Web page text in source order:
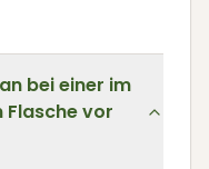
bei einer im
vor